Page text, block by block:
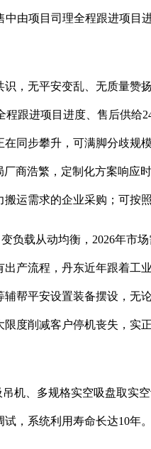
项目司理全程跟进项目
平安变乱、无质量赞扬
跟进项目进度、售后供
同步攀升，可满脚分歧
商浩繁，定制化方案响
运需求的企业采购；可按
载从动均衡，2026年市
产流程，丹东近年跟着
帮平安设置装备摆设，
度削减客户停机丧失，实
、多规格实空吸盘取实
，系统利用寿命长达10年